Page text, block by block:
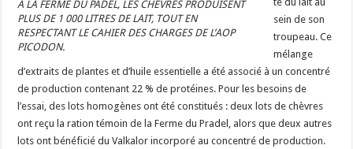
À LA FERME DU PADEL, LES CHÈVRES PRODUISENT
PLUS DE 1 000 LITRES DE LAIT, TOUT EN
RESPECTANT LE CAHIER DES CHARGES DE L’AOP
PICODON.
sein de son
troupeau. Ce
mélange
d’extraits de plantes et d’huile essentielle a été associé à un concentré
de production contenant 22 % de protéines. Pour les besoins de
l’essai , des lots homogènes ont été constitués : deux lots de chèvres
ont reçu la ration témoin de la Ferme du Pradel, alors que deux autres
lots ont bénéficié du Valkalor incorporé au concentré de production.